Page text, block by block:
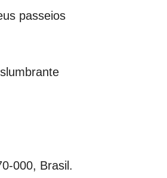
passeios
000, Brasil.